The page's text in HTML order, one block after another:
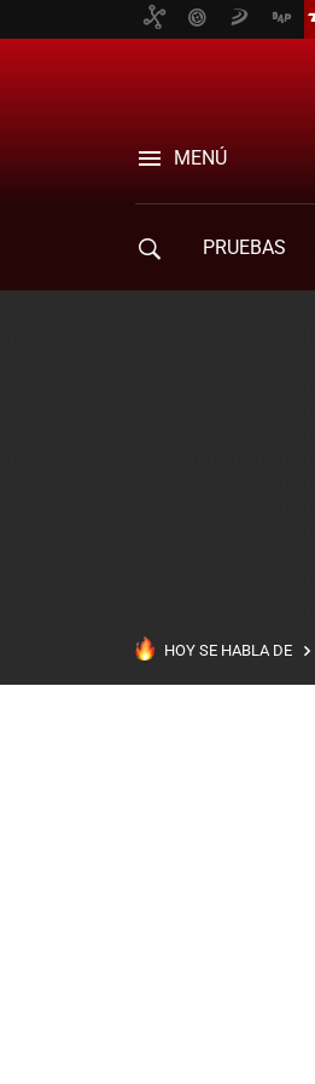
MENÚ
PRUEBAS
HOY SE HABLA DE